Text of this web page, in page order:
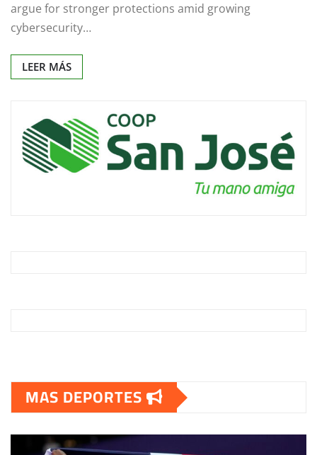
argue for stronger protections amid growing
cybersecurity…
LEER MÁS
MAS DEPORTES